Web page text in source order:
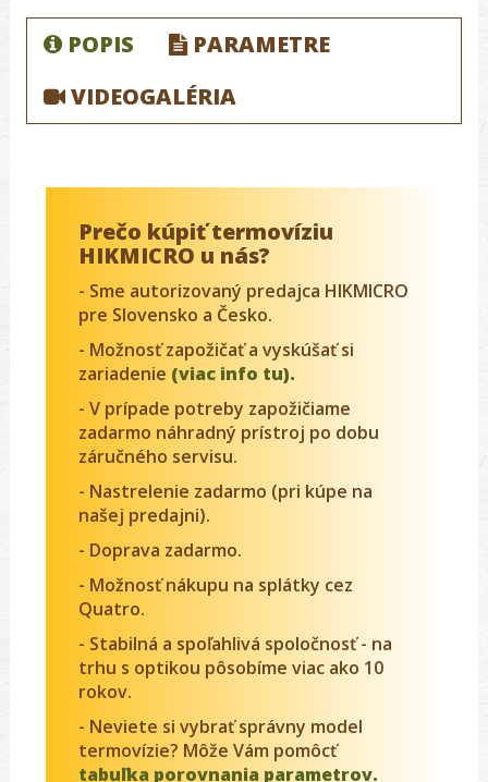
POPIS
PARAMETRE
VIDEOGALÉRIA
Prečo kúpiť termovíziu
HIKMICRO u nás?
- Sme autorizovaný predajca HIKMICRO
pre Slovensko a Česko.
- Možnosť zapožičať a vyskúšať si
zariadenie (viac info tu).
- V prípade potreby zapožičiame
zadarmo náhradný prístroj po dobu
záručného servisu.
- Nastrelenie zadarmo (pri kúpe na
našej predajni).
- Doprava zadarmo.
- Možnosť nákupu na splátky cez
Quatro.
- Stabilná a spoľahlivá spoločnosť - na
trhu s optikou pôsobíme viac ako 10
rokov.
- Neviete si vybrať správny model
termovízie? Môže Vám pomôcť
tabuľka porovnania parametrov.